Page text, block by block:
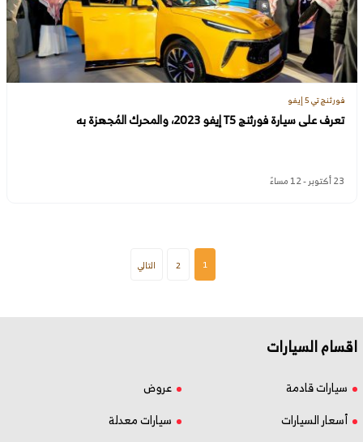
فورثنج تي 5 إيفو
تعرف على سيارة فورثنج T5 إيفو 2023، والمحرك المُجهزة به
23 أكتوبر - 12 مساءً
1
2 التالي
اقسام السيارات
سيارات قادمة
عروض
أسعار السيارات
سيارات معدلة